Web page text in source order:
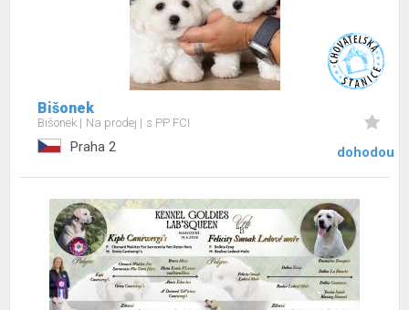
Bišonek
Bišonek Na prodej s PP FCI
Praha 2 dohodou